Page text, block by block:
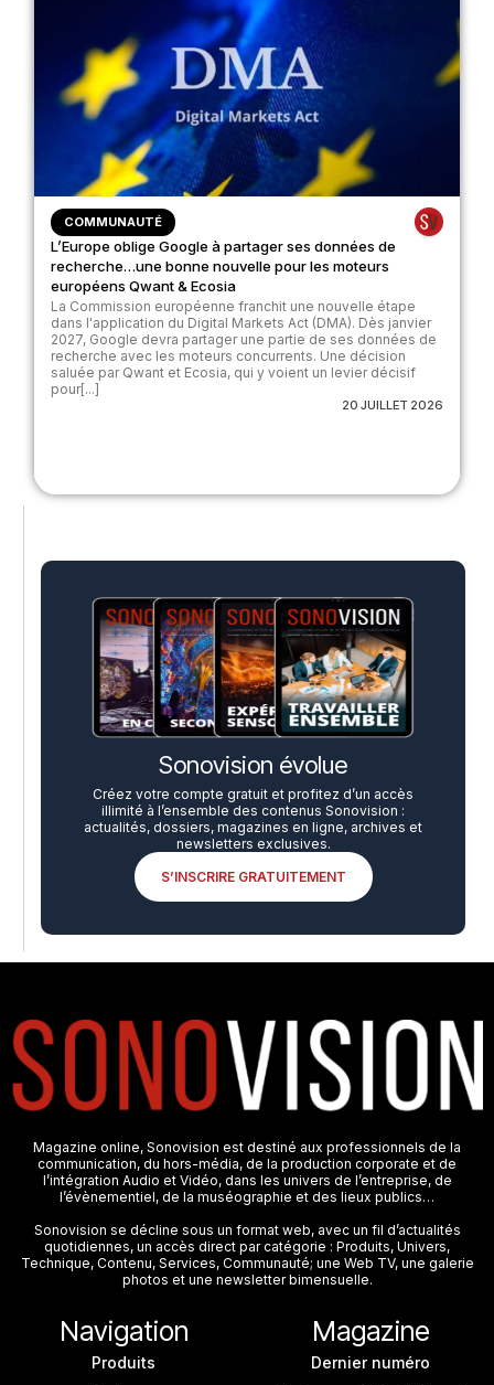
COMMUNAUTÉ
L’Europe oblige Google à partager ses données de
recherche…une bonne nouvelle pour les moteurs
européens Qwant & Ecosia
La Commission européenne franchit une nouvelle étape
dans l'application du Digital Markets Act (DMA). Dès janvier
2027, Google devra partager une partie de ses données de
recherche avec les moteurs concurrents. Une décision
saluée par Qwant et Ecosia, qui y voient un levier décisif
pour[...]
20 JUILLET 2026
Sonovision évolue
Créez votre compte gratuit et profitez d’un accès
illimité à l’ensemble des contenus Sonovision :
actualités, dossiers, magazines en ligne, archives et
newsletters exclusives.
S’INSCRIRE GRATUITEMENT
Magazine online, Sonovision est destiné aux professionnels de la
communication, du hors-média, de la production corporate et de
l’intégration Audio et Vidéo, dans les univers de l’entreprise, de
l’évènementiel, de la muséographie et des lieux publics…
Sonovision se décline sous un format web, avec un fil d’actualités
quotidiennes, un accès direct par catégorie : Produits, Univers,
Technique, Contenu, Services, Communauté; une Web TV, une galerie
photos et une newsletter bimensuelle.
Navigation
Produits
Magazine
Dernier numéro